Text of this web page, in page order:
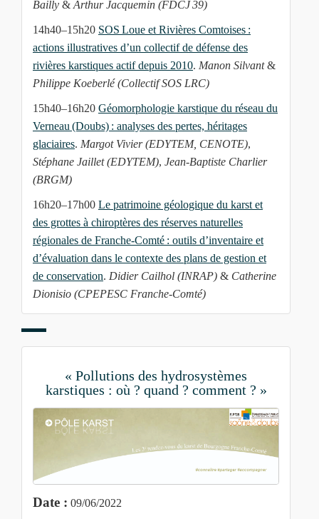
Bailly & Arthur Jacquemin (FDCJ 39)
14h40–15h20 SOS Loue et Rivières Comtoises :
actions illustratives d’un collectif de défense des
rivières karstiques actif depuis 2010. Manon Silvant&
Philippe Koeberlé (Collectif SOS LRC)
15h40–16h20 Géomorphologie karstique du réseau du
Verneau (Doubs) : analyses des pertes, héritages
glaciaires. Margot Vivier (EDYTEM, CENOTE),
Stéphane Jaillet (EDYTEM), Jean-Baptiste Charlier
(BRGM)
16h20–17h00 Le patrimoine géologique du karst et
des grottes à chiroptères des réserves naturelles
régionales de Franche-Comté : outils d’inventaire et
d’évaluation dans le contexte des plans de gestion et
de conservation. Didier Cailhol (INRAP) & Catherine
Dionisio (CPEPESC Franche-Comté)
« Pollutions des hydrosystèmes
karstiques : où ? quand ? comment ? »
Date : 09/06/2022